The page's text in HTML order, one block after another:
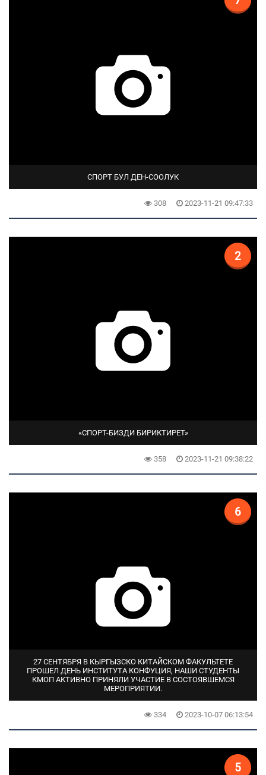
СПОРТ БУЛ ДЕН-СООЛУК
308 2023-11-21 09:47:33
2
«СПОРТ-БИЗДИ БИРИКТИРЕТ»
358 2023-11-21 09:38:22
6
27 СЕНТЯБРЯ В КЫРГЫЗСКО КИТАЙСКОМ ФАКУЛЬТЕТЕ
ПРОШЕЛ ДЕНЬ ИНСТИТУТА КОНФУЦИЯ, НАШИ СТУДЕНТЫ
КМОП АКТИВНО ПРИНЯЛИ УЧАСТИЕ В СОСТОЯВШЕМСЯ
МЕРОПРИЯТИИ.
334 2023-10-07 06:13:54
5